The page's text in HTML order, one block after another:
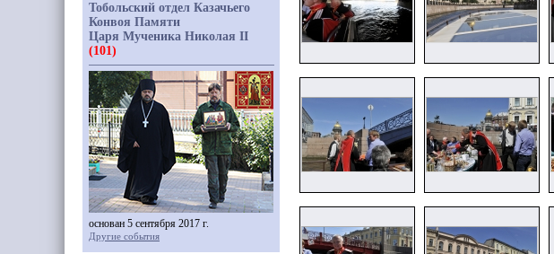
Тобольский отдел Казачьего
Конвоя Памяти
Царя Мученика Николая II
(101)
основан 5 сентября 2017 г.
Другие события